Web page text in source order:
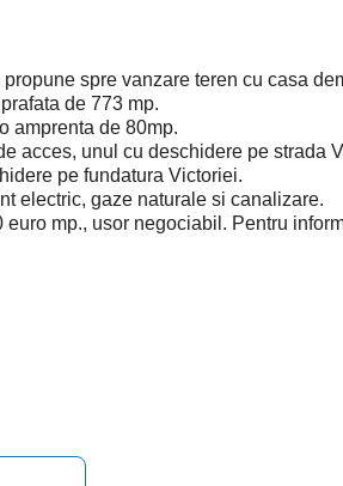
spre vanzare teren cu casa
de 773 mp.
amprenta de 80mp.
acces, unul cu deschidere pe strada
pe fundatura Victoriei.
electric, gaze naturale si canalizare.
mp., usor negociabil. Pentru